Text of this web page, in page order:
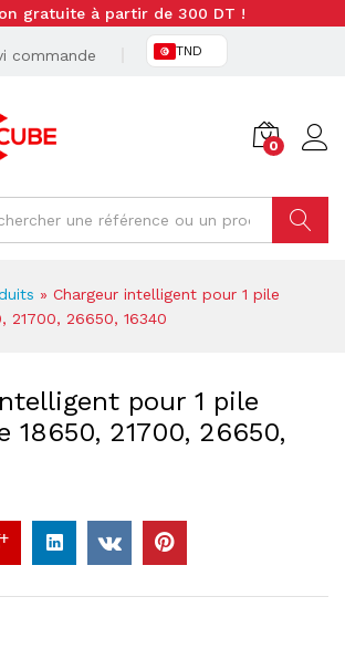
gratuite à partir de 300 DT !
commande TND
0
» Chargeur intelligent pour 1 pile
21700, 26650, 16340
pour 1 pile
18650, 21700, 26650,